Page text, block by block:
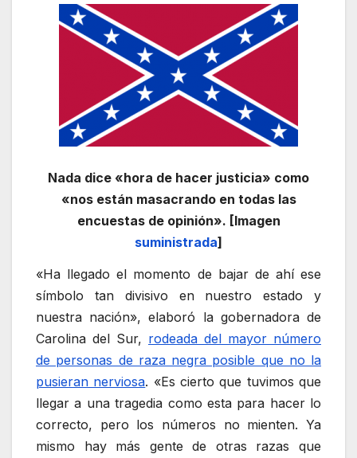
Nada dice «hora de hacer justicia» como
«nos están masacrando en todas las
encuestas de opinión». [Imagen
suministrada]
«Ha llegado el momento de bajar de ahí ese
símbolo tan divisivo en nuestro estado y
nuestra nación», elaboró la gobernadora de
Carolina del Sur, rodeada del mayor número
de personas de raza negra posible que no la
pusieran nerviosa. «Es cierto que tuvimos que
llegar a una tragedia como esta para hacer lo
correcto, pero los números no mienten. Ya
mismo hay más gente de otras razas que